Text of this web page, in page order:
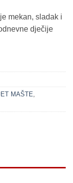
mekan, sladak i
dječije
MAŠTE